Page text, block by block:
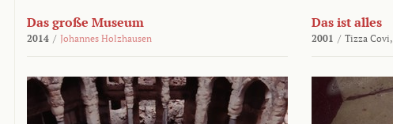
Das große Museum
2014 / Johannes Holzhausen
Das ist alles
2001 / Tizza Covi,